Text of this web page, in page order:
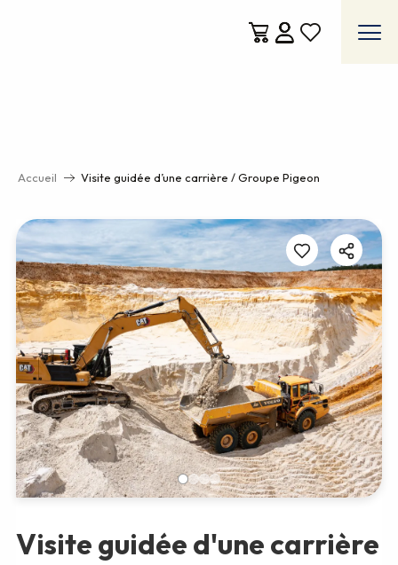
Accueil Visite guidée d’une carrière / Groupe Pigeon